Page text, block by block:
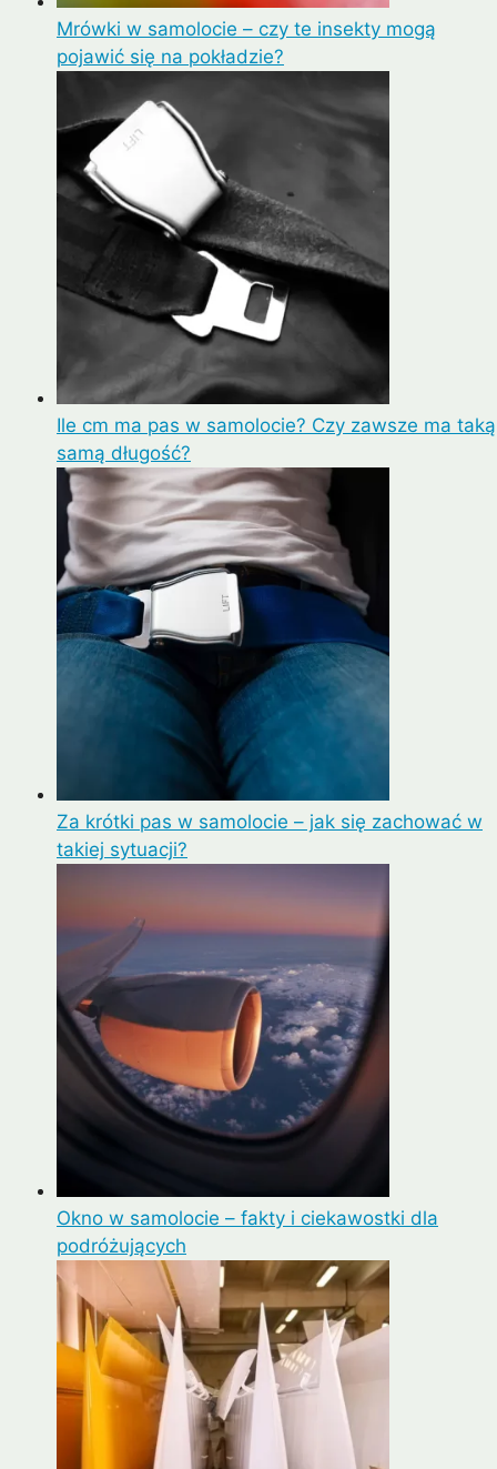
Mrówki w samolocie – czy te insekty mogą
pojawić się na pokładzie?
Ile cm ma pas w samolocie? Czy zawsze ma taką
samą długość?
Za krótki pas w samolocie – jak się zachować w
takiej sytuacji?
Okno w samolocie – fakty i ciekawostki dla
podróżujących